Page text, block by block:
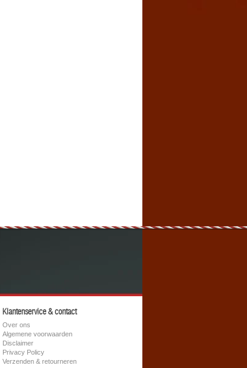
Klantenservice & contact
Over ons
Algemene voorwaarden
Disclaimer
Privacy Policy
Verzenden & retourneren